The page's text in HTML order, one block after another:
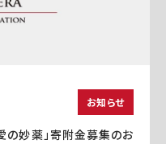
お知らせ
の妙薬」寄附金募集のお